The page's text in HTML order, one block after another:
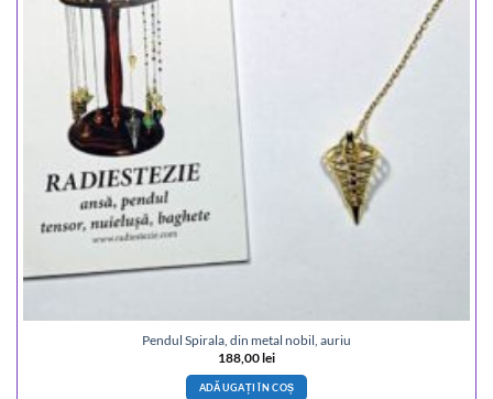
Pendul Spirala, din metal nobil, auriu
188,00lei
ADĂUGAȚI ÎN COȘ